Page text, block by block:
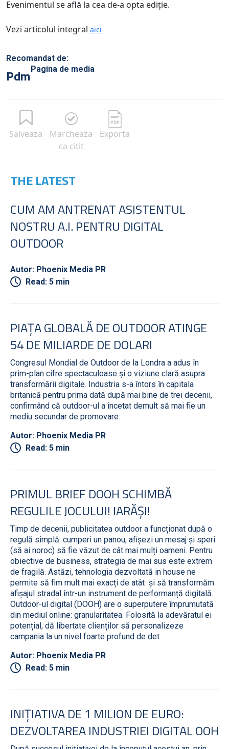
Evenimentul se află la cea de-a opta ediţie.
Vezi articolul integral aici
Recomandat de:
Pdm Pagina de media
Salveaza
Marcheaza
ca citit
Exporta
THE LATEST
CUM AM ANTRENAT ASISTENTUL
NOSTRU A.I. PENTRU DIGITAL
OUTDOOR
Autor: Phoenix Media PR
Read: 5 min
PIAȚA GLOBALĂ DE OUTDOOR ATINGE
54 DE MILIARDE DE DOLARI
Congresul Mondial de Outdoor de la Londra a adus în
prim-plan cifre spectaculoase și o viziune clară asupra
transformării digitale. Industria s-a întors în capitala
britanică pentru prima dată după mai bine de trei decenii,
confirmând că outdoor-ul a încetat demult să mai fie un
mediu secundar de promovare.
Autor: Phoenix Media PR
Read: 5 min
PRIMUL BRIEF DOOH SCHIMBĂ
REGULILE JOCULUI! IARĂȘI!
Timp de decenii, publicitatea outdoor a funcționat după o
regulă simplă: cumperi un panou, afișezi un mesaj și speri
(să ai noroc) să fie văzut de cât mai mulți oameni. Pentru
obiective de business, strategia de mai sus este extrem
de fragilă. Astăzi, tehnologia dezvoltată in house ne
permite să fim mult mai exacți de atât și să transformăm
afișajul stradal într-un instrument de performanță digitală.
Outdoor-ul digital (DOOH) are o superputere împrumutată
din mediul online: granularitatea. Folosită la adevăratul ei
potențial, dă libertate clienților să personalizeze
campania la un nivel foarte profund de det
Autor: Phoenix Media PR
Read: 5 min
INIȚIATIVA DE 1 MILION DE EURO:
DEZVOLTAREA INDUSTRIEI DIGITAL OOH